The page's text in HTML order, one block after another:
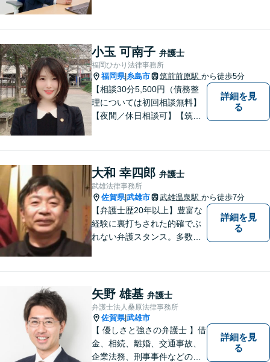
たします。また、依頼者様が
お悩みを話しやすい環境作り
を心がけております。
小玉 可南子 弁護士
福岡ひかり法律事務所
福岡県| 糸島市 筑前前原駅 から徒歩5分
【相談30分5,500円（債務整
理については初回相談無料】
【夜間／休日相談可】【筑前
ぜひ、お気軽にご相談下さ
い。心を込めて対応させてい
ただきます。
詳細を見
る
大和 幸四郎 弁護士
武雄法律事務所
佐賀県|武雄市 武雄温泉駅 から徒歩7分
【弁護士歴20年以上】豊富な
経験に裏打ちされた的確でぶ
れない弁護スタンス。多数の
法書士などとも連携しワンス
トップで解決。難事件には他
弁護士と協力も。元調停委
員。
詳細を見
る
矢野 雄基 弁護士
弁護士法人桑原法律事務所
佐賀県|武雄市
【 優しさと強さの弁護士 】借
金、相続、離婚、交通事故、
企業法務、刑事事件などのご
詳細を見
る